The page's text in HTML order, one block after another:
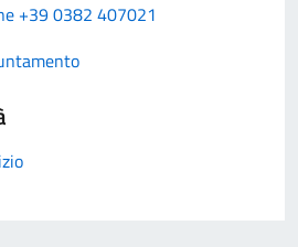
+39 0382 407021